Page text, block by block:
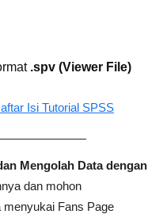
.spv (Viewer File)
Isi Tutorial SPSS
Mengolah Data dengan
dan mohon
menyukai Fans Page